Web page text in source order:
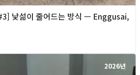
낯섦이 줄어드는 방식 — Enggusai,
2026년